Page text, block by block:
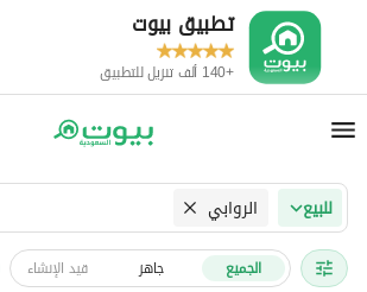
تطبيق بيوت
+140 ألف تنزيل للتطبيق
للبيع الروابي
الجميع جاهز قيد الإنشاء